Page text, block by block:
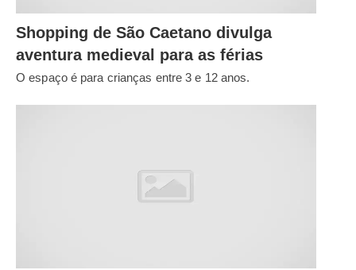
Shopping de São Caetano divulga
aventura medieval para as férias
O espaço é para crianças entre 3 e 12 anos.